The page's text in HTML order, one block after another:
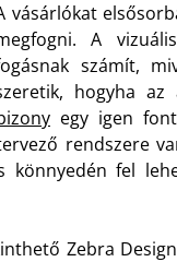
vásárlókat
A
számít,
hogyha
egy igen
rendszere
fel
Zebra